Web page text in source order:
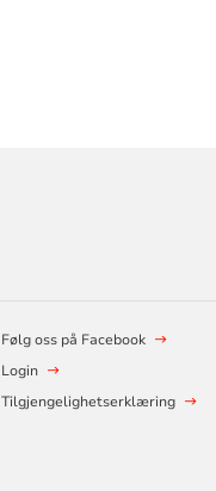
Følg oss på Facebook
Login
Tilgjengelighetserklæring